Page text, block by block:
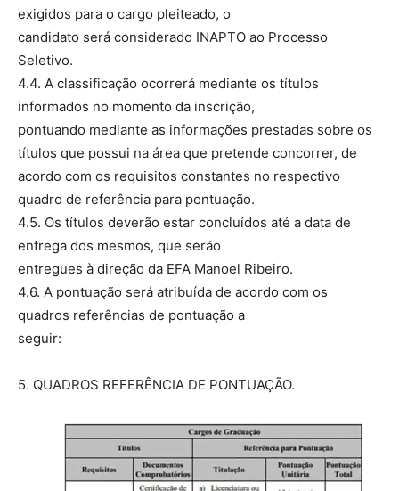
exigidos para o cargo pleiteado, o
candidato será considerado INAPTO ao Processo
Seletivo.
4.4. A classificação ocorrerá mediante os títulos
informados no momento da inscrição,
pontuando mediante as informações prestadas sobre os
títulos que possui na área que pretende concorrer, de
acordo com os requisitos constantes no respectivo
quadro de referência para pontuação.
4.5. Os títulos deverão estar concluídos até a data de
entrega dos mesmos, que serão
entregues à direção da EFA Manoel Ribeiro.
4.6. A pontuação será atribuída de acordo com os
quadros referências de pontuação a
seguir:
5. QUADROS REFERÊNCIA DE PONTUAÇÃO.